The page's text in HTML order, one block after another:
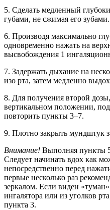
5. Сделать медленный
губами, не сжимая его зубами.
6. Производя максимально
одновременно нажать на
высвобождения 1
7. Задержать дыхание на
изо рта, затем медленно
8. Для получения второй
вертикальном положении,
повторить пункты 3–7.
9. Плотно закрыть мундштук
Внимание! Выполняя пункты
Следует начинать вдох как
непосредственно перед
первые несколько раз
зеркалом. Если виден
ингалятора или из уголков
пункта 3.